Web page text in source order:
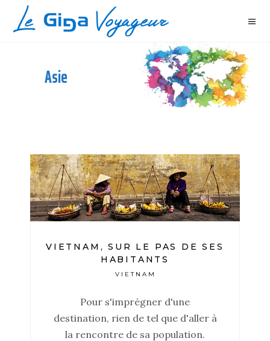
Asie
VIETNAM, SUR LE PAS DE SES
HABITANTS
VIETNAM
Pour s'imprégner d'une
destination, rien de tel que d'aller à
la rencontre de sa population.